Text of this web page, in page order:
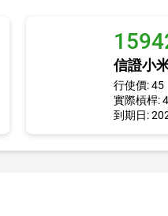
信證小
行使價: 45
實際槓桿:
到期日: